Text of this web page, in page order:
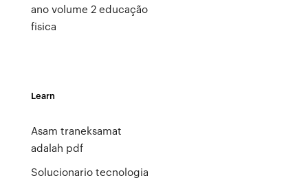
ano volume 2 educação
fisica
Learn
Asam traneksamat
adalah pdf
Solucionario tecnologia